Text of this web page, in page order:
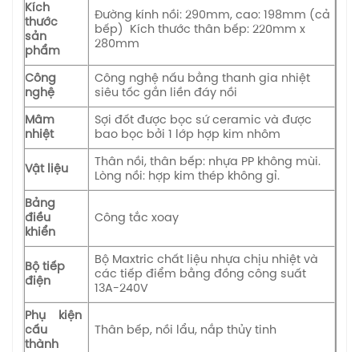
Kích
thước
sản
phẩm
Đường kính nồi: 290mm, cao: 198mm (cả
bếp) Kích thước thân bếp: 220mm x
280mm
Công
nghệ
Công nghệ nấu bằng thanh gia nhiệt
siêu tốc gắn liền đáy nồi
Mâm
nhiệt
Sợi đốt được bọc sứ ceramic và được
bao bọc bởi 1 lớp hợp kim nhôm
Vật liệu
Thân nồi, thân bếp: nhựa PP không mùi.
Lòng nồi: hợp kim thép không gỉ.
Bảng
điều
khiển
Công tắc xoay
Bộ tiếp
điện
Bộ Maxtric chất liệu nhựa chịu nhiệt và
các tiếp điểm bằng đồng công suất
13A-240V
Phụ kiện
cấu
thành
Thân bếp, nồi lẩu, nắp thủy tinh